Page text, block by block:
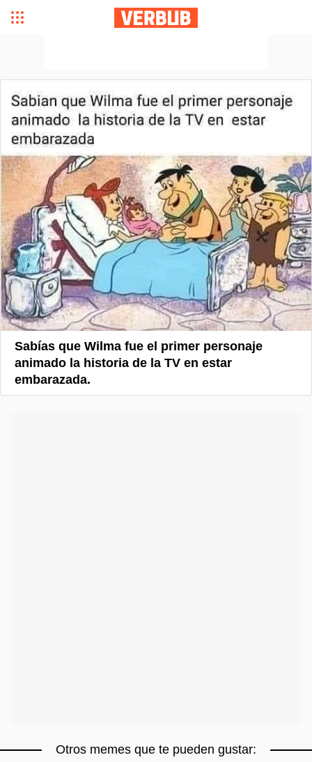
Sabías que Wilma fue el primer personaje
animado la historia de la TV en estar
embarazada.
Otros memes que te pueden gustar: